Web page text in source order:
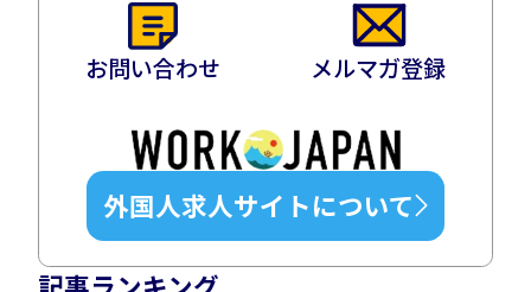
お問い合わせ メルマガ登録
外国人求人サイトについて